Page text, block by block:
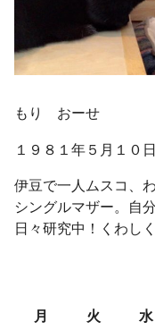
もり おーせ
１９８１年５月１０
伊豆で一人ムスコ、
シングルマザー。自
日々研究中！くわし
月
火 水